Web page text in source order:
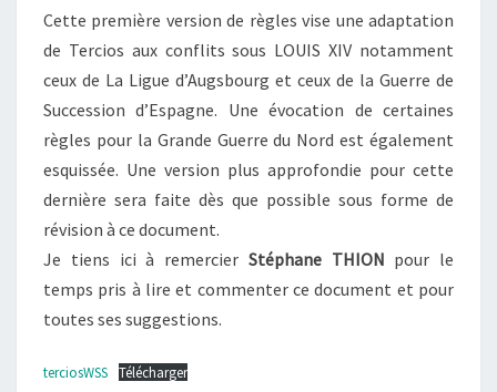
Cette première version de règles vise une adaptation
de Tercios aux conflits sous LOUIS XIV notamment
ceux de La Ligue d’Augsbourg et ceux de la Guerre de
Succession d’Espagne. Une évocation de certaines
règles pour la Grande Guerre du Nord est également
esquissée. Une version plus approfondie pour cette
dernière sera faite dès que possible sous forme de
révision à ce document.
Je tiens ici à remercier Stéphane THION pour le
temps pris à lire et commenter ce document et pour
toutes ses suggestions.
terciosWSS Télécharger